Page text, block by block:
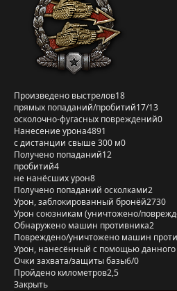
Произведено выстрелов18
прямых попаданий/пробитий17/13
осколочно-фугасных повреждений0
Нанесение урона4891
с дистанции свыше 300 м0
Получено попаданий12
пробитий4
не нанёсших урон8
Получено попаданий осколками2
Урон, заблокированный бронёй2730
Урон союзникам (уничтожено/
Обнаружено машин противника2
Повреждено/уничтожено машин
Урон, нанесённый с помощью данного
Очки захвата/защиты базы6/0
Пройдено километров2,5
Закрыть